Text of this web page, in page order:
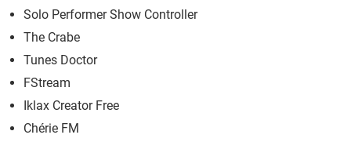
Solo Performer Show Controller
The Crabe
Tunes Doctor
FStream
Iklax Creator Free
Chérie FM